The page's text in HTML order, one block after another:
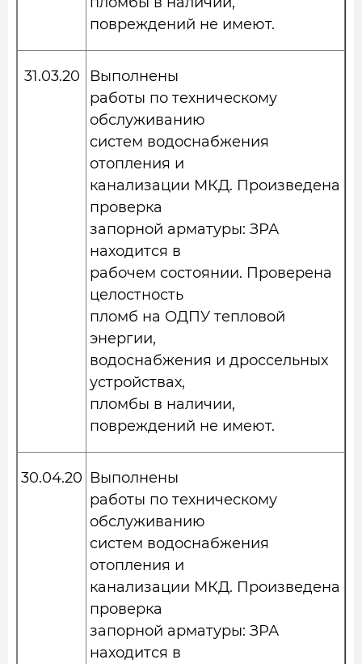
повреждений не имеют.
31.03.20
Выполнены
работы по техническому
обслуживанию
систем водоснабжения
отопления и
канализации МКД. Произведена
проверка
запорной арматуры: ЗРА
находится в
рабочем состоянии. Проверена
целостность
пломб на ОДПУ тепловой
энергии,
водоснабжения и дроссельных
устройствах,
пломбы в наличии,
повреждений не имеют.
30.04.20 Выполнены
работы по техническому
обслуживанию
систем водоснабжения
отопления и
канализации МКД. Произведена
проверка
запорной арматуры: ЗРА
находится в